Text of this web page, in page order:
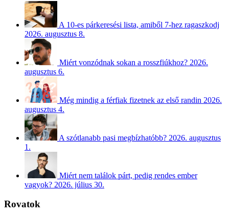
A 10-es párkeresési lista, amiből 7-hez ragaszkodj
2026. augusztus 8.
Miért vonzódnak sokan a rosszfiúkhoz? 2026.
augusztus 6.
Még mindig a férfiak fizetnek az első randin 2026.
augusztus 4.
A szótlanabb pasi megbízhatóbb? 2026. augusztus
1.
Miért nem találok párt, pedig rendes ember
vagyok? 2026. július 30.
Rovatok